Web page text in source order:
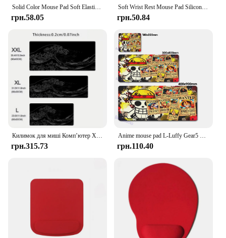
Solid Color Mouse Pad Soft Elastic Portable Washable Gaming Smooth Office Use Desktop MousePad Drop Shipping
грн.58.05
Soft Wrist Rest Mouse Pad Silicone Ergonomic Hand Support Non Slip Gaming Mice Mat Comfortable Mousepad For PC Laptop Computer
грн.50.84
Килимок для миші Комп’ютер XL Килимки для миші Килимок для клавіатури Килимок для миші Японія Black Sea Wave Gamer М’який офісний килим Килимок для столу Килимок для настільної миші
грн.315.73
Anime mouse pad L-Luffy Gear5 Vivid Colorful O-ONE-PIECE Gaming mousepad XXL Computer Accessories 400x900 Soft Large Desk Mat
грн.110.40